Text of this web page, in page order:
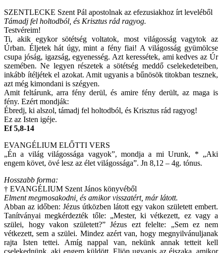
SZENTLECKE Szent Pál apostolnak az efezusiakhoz írt leveléből
Támadj fel holtodból, és Krisztus rád ragyog.
Testvéreim!
Ti, akik egykor sötétség voltatok, most világosság vagytok az
Úrban. Éljetek hát úgy, mint a fény fiai! A világosság gyümölcse
csupa jóság, igazság, egyenesség. Azt keressétek, ami kedves az Úr
szemében. Ne legyen részetek a sötétség meddő cselekedeteiben,
inkább ítéljétek el azokat. Amit ugyanis a bűnösök titokban tesznek,
azt még kimondani is szégyen.
Amit feltárunk, arra fény derül, és amire fény derült, az maga is
fény. Ezért mondják:
Ébredj, ki alszol, támadj fel holtodból, és Krisztus rád ragyog!
Ez az Isten igéje.
Ef 5,8-14
EVANGÉLIUM ELŐTTI VERS
„Én a világ világossága vagyok”, mondja a mi Urunk, * „Aki
engem követ, övé lesz az élet világossága”. Jn 8,12 – 4g. tónus.
Hosszabb forma:
† EVANGÉLIUM Szent János könyvéből
Elment megmosakodni, és amikor visszatért, már látott.
Abban az időben: Jézus útközben látott egy vakon született embert.
Tanítványai megkérdezték tőle: „Mester, ki vétkezett, ez vagy a
szülei, hogy vakon született?” Jézus ezt felelte: „Sem ez nem
vétkezett, sem a szülei. Mindez azért van, hogy megnyilvánuljanak
rajta Isten tettei. Amíg nappal van, nekünk annak tetteit kell
cselekednünk, aki engem küldött. Eljön ugyanis az éjszaka, amikor